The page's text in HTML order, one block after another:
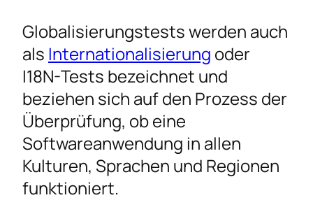
Globalisierungstests werden auch
als Internationalisierung oder
I18N-Tests bezeichnet und
beziehen sich auf den Prozess der
Überprüfung, ob eine
Softwareanwendung in allen
Kulturen, Sprachen und Regionen
funktioniert.